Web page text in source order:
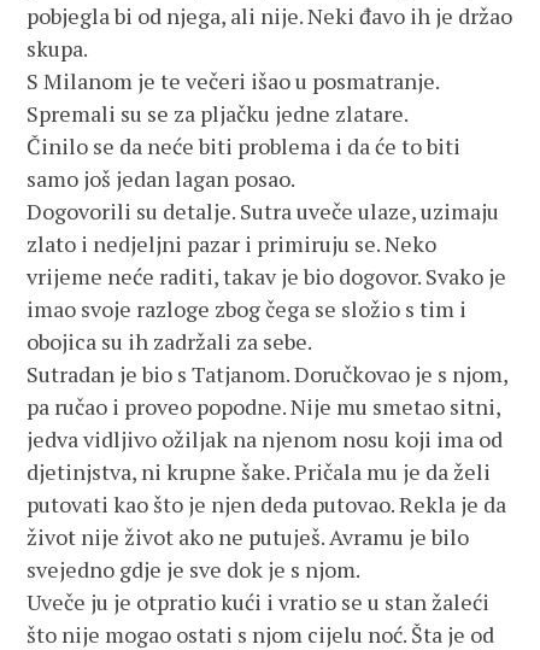
pobjegla bi od njega, ali nije. Neki đavo ih je držao
skupa.
S Milanom je te večeri išao u posmatranje.
Spremali su se za pljačku jedne zlatare.
Činilo se da neće biti problema i da će to biti
samo još jedan lagan posao.
Dogovorili su detalje. Sutra uveče ulaze, uzimaju
zlato i nedjeljni pazar i primiruju se. Neko
vrijeme neće raditi, takav je bio dogovor. Svako je
imao svoje razloge zbog čega se složio s tim i
obojica su ih zadržali za sebe.
Sutradan je bio s Tatjanom. Doručkovao je s njom,
pa ručao i proveo popodne. Nije mu smetao sitni,
jedva vidljivo ožiljak na njenom nosu koji ima od
djetinjstva, ni krupne šake. Pričala mu je da želi
putovati kao što je njen deda putovao. Rekla je da
život nije život ako ne putuješ. Avramu je bilo
svejedno gdje je sve dok je s njom.
Uveče ju je otpratio kući i vratio se u stan žaleći
što nije mogao ostati s njom cijelu noć. Šta je od